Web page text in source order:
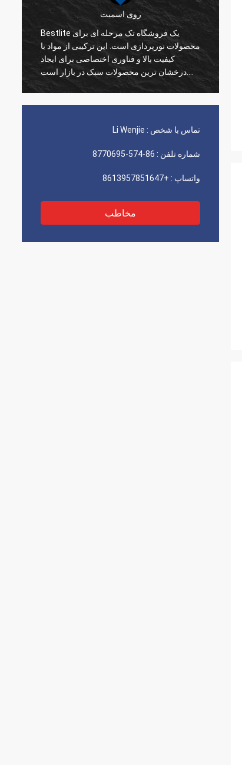
روی اسمیت
Bestlite یک فروشگاه تک مرحله ای برای
محصولات نورپردازی است. این ترکیبی از مواد با
کیفیت بالا و فناوری اختصاصی برای ایجاد
درخشان ترین محصولات سبک در بازار است.
Bestlite تامین کننده شماره یک ما و یک شریک
تماس با شخص : Li Wenjie
شماره تلفن : 86-574-8770695
واتساپ : +8613957851647
مخاطب